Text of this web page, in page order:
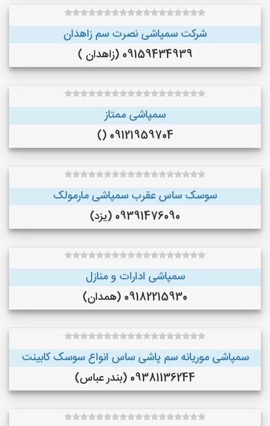
شرکت سمپاشی نصرت سم زاهدان
09159434939 (زاهدان )
سمپاشی ممتاز
09121959704 ()
سوسک ساس عقرب سمپاشی مارمولک
09391476090 (یزد)
سمپاشی ادارات و منازل
09182215930 (همدان)
سمپاشی موریانه سم پاشی ساس انواع سوسک کابینت
09381136244 (بندر عباس)